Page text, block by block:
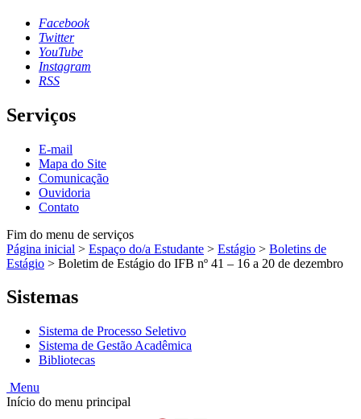
Facebook
Twitter
YouTube
Instagram
RSS
Serviços
E-mail
Mapa do Site
Comunicação
Ouvidoria
Contato
Fim do menu de serviços
Página inicial > Espaço do/a Estudante > Estágio > Boletins de
Estágio > Boletim de Estágio do IFB nº 41 – 16 a 20 de dezembro
Sistemas
Sistema de Processo Seletivo
Sistema de Gestão Acadêmica
Bibliotecas
Menu
Início do menu principal